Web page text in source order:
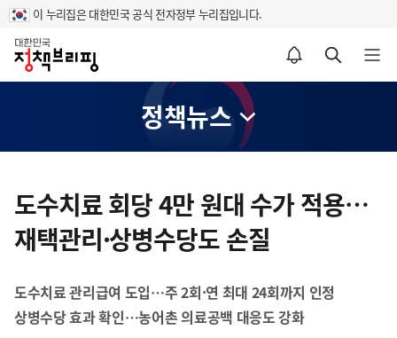
이 누리집은 대한민국 공식 전자정부 누리집입니다.
홈
알림설정 바로가기 검색 바로가기 메뉴 열기
정책뉴스
텐
츠
영
도수치료 회당 4만 원대 수가 적용…
재택관리·상병수당도 손질
도수치료 관리급여 도입…주 2회·연 최대 24회까지 인정
상병수당 효과 확인…농어촌 의료공백 대응도 강화